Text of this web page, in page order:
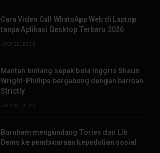
Cara Video Call WhatsApp Web di Laptop
tanpa Aplikasi Desktop Terbaru 2026
JULY 30, 2026
Mantan bintang sepak bola Inggris Shaun
Wright-Phillips bergabung dengan barisan
Strictly
JULY 30, 2026
Burnham mengundang Tories dan Lib
Dems ke pembicaraan kepedulian sosial